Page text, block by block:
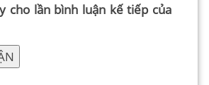
cho lần bình luận kế tiếp của